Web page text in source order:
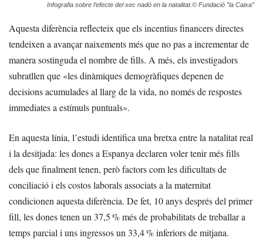
Infografia sobre l’efecte del xec nadó en la natalitat.© Fundació ”la Caixa”
Aquesta diferència reflecteix que els incentius financers directes
tendeixen a avançar naixements més que no pas a incrementar de
manera sostinguda el nombre de fills. A més, els investigadors
subratllen que «les dinàmiques demogràfiques depenen de
decisions acumulades al llarg de la vida, no només de respostes
immediates a estímuls puntuals».
En aquesta línia, l’estudi identifica una bretxa entre la natalitat real
i la desitjada: les dones a Espanya declaren voler tenir més fills
dels que finalment tenen, però factors com les dificultats de
conciliació i els costos laborals associats a la maternitat
condicionen aquesta diferència. De fet, 10 anys després del primer
fill, les dones tenen un 37,5 % més de probabilitats de treballar a
temps parcial i uns ingressos un 33,4 % inferiors de mitjana.